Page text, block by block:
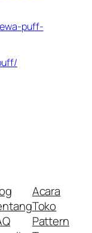
puff-
Acara
Toko
Pattern